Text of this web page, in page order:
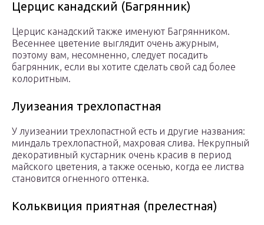
Церцис канадский (Багрянник)
Церцис канадский также именуют Багрянником.
Весеннее цветение выглядит очень ажурным,
поэтому вам, несомненно, следует посадить
багрянник, если вы хотите сделать свой сад более
колоритным.
Луизеания трехлопастная
У луизеании трехлопастной есть и другие названия:
миндаль трехлопастной, махровая слива. Некрупный
декоративный кустарник очень красив в период
майского цветения, а также осенью, когда ее листва
становится огненного оттенка.
Кольквиция приятная (прелестная)